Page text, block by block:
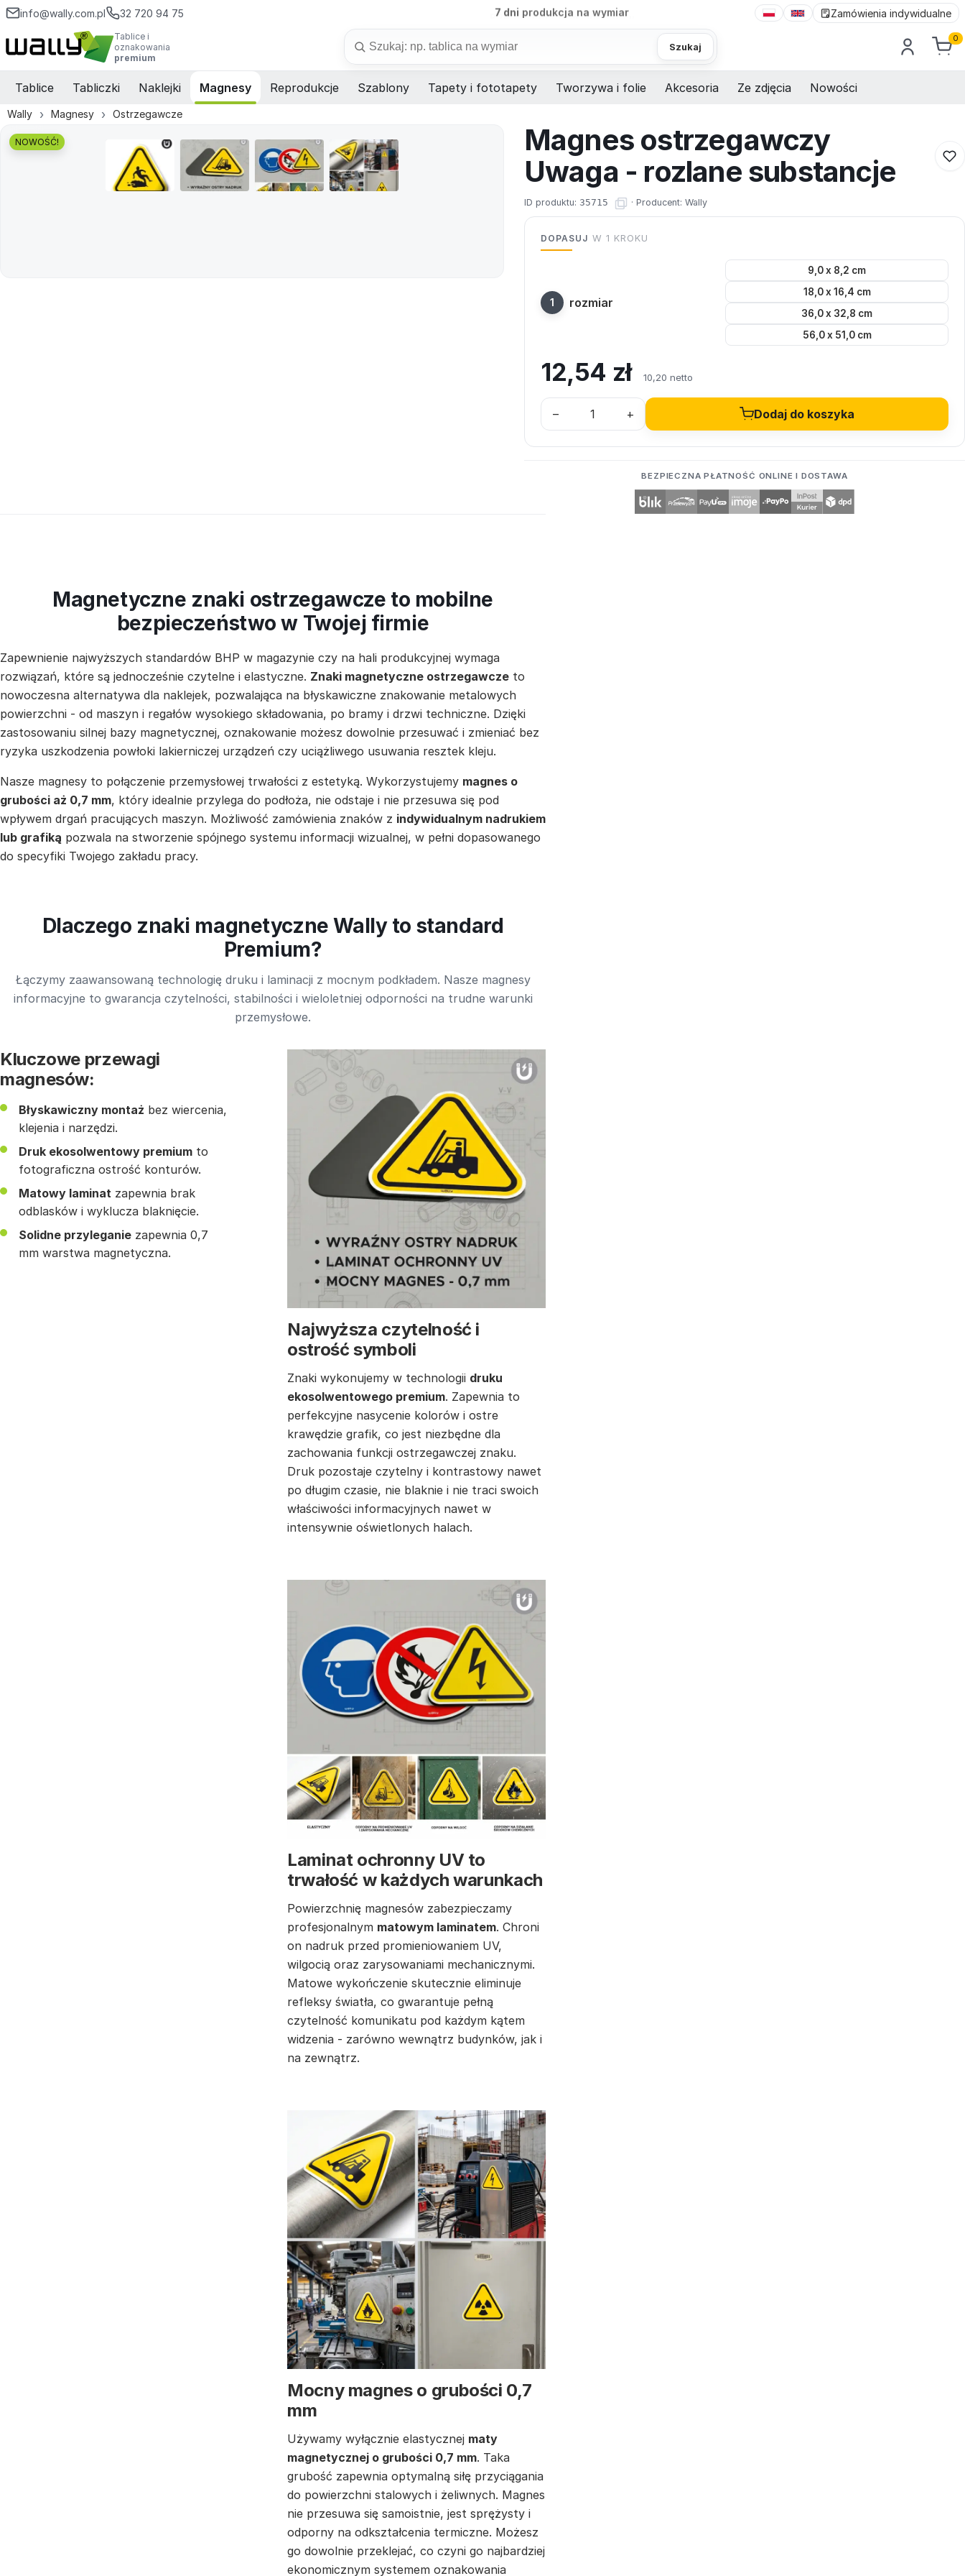
info@wally.com.pl 32 720 94 75 B2Bobsługa firm i instytucji Zamówienia indywidualne
Tablice i
oznakowania
premium
Szukaj
0
Tablice Tabliczki Naklejki Magnesy Reprodukcje Szablony Tapety i fototapety Tworzywa i folie Akcesoria Ze zdjęcia Nowości
Wally Magnesy Ostrzegawcze
NOWOŚĆ!
Magnes ostrzegawczy
Uwaga - rozlane substancje
ID produktu: 35715 · Producent: Wally
DOPASUJ W 1 KROKU
rozmiar
9,0 x 8,2 cm
18,0 x 16,4 cm
36,0 x 32,8 cm
56,0 x 51,0 cm
12,54 zł 10,20 netto
– + Dodaj do koszyka
BEZPIECZNA PŁATNOŚĆ ONLINE I DOSTAWA
Magnetyczne znaki ostrzegawcze to mobilne
bezpieczeństwo w Twojej firmie
Zapewnienie najwyższych standardów BHP w magazynie czy na hali produkcyjnej wymaga
rozwiązań, które są jednocześnie czytelne i elastyczne. Znaki magnetyczne ostrzegawcze to
nowoczesna alternatywa dla naklejek, pozwalająca na błyskawiczne znakowanie metalowych
powierzchni - od maszyn i regałów wysokiego składowania, po bramy i drzwi techniczne. Dzięki
zastosowaniu silnej bazy magnetycznej, oznakowanie możesz dowolnie przesuwać i zmieniać bez
ryzyka uszkodzenia powłoki lakierniczej urządzeń czy uciążliwego usuwania resztek kleju.
Nasze magnesy to połączenie przemysłowej trwałości z estetyką. Wykorzystujemy magnes o
grubości aż 0,7 mm, który idealnie przylega do podłoża, nie odstaje i nie przesuwa się pod
wpływem drgań pracujących maszyn. Możliwość zamówienia znaków z indywidualnym nadrukiem
lub grafiką pozwala na stworzenie spójnego systemu informacji wizualnej, w pełni dopasowanego
do specyfiki Twojego zakładu pracy.
Dlaczego znaki magnetyczne Wally to standard
Premium?
Łączymy zaawansowaną technologię druku i laminacji z mocnym podkładem. Nasze magnesy
informacyjne to gwarancja czytelności, stabilności i wieloletniej odporności na trudne warunki
przemysłowe.
Kluczowe przewagi
magnesów:
Błyskawiczny montaż bez wiercenia,
klejenia i narzędzi.
Druk ekosolwentowy premium to
fotograficzna ostrość konturów.
Matowy laminat zapewnia brak
odblasków i wyklucza blaknięcie.
Solidne przyleganie zapewnia 0,7
mm warstwa magnetyczna.
Najwyższa czytelność i
ostrość symboli
Znaki wykonujemy w technologii druku
ekosolwentowego premium. Zapewnia to
perfekcyjne nasycenie kolorów i ostre
krawędzie grafik, co jest niezbędne dla
zachowania funkcji ostrzegawczej znaku.
Druk pozostaje czytelny i kontrastowy nawet
po długim czasie, nie blaknie i nie traci swoich
właściwości informacyjnych nawet w
intensywnie oświetlonych halach.
Laminat ochronny UV to
trwałość w każdych warunkach
Powierzchnię magnesów zabezpieczamy
profesjonalnym matowym laminatem. Chroni
on nadruk przed promieniowaniem UV,
wilgocią oraz zarysowaniami mechanicznymi.
Matowe wykończenie skutecznie eliminuje
refleksy światła, co gwarantuje pełną
czytelność komunikatu pod każdym kątem
widzenia - zarówno wewnątrz budynków, jak i
na zewnątrz.
Mocny magnes o grubości 0,7
mm
Używamy wyłącznie elastycznej maty
magnetycznej o grubości 0,7 mm. Taka
grubość zapewnia optymalną siłę przyciągania
do powierzchni stalowych i żeliwnych. Magnes
nie przesuwa się samoistnie, jest sprężysty i
odporny na odkształcenia termiczne. Możesz
go dowolnie przeklejać, co czyni go najbardziej
ekonomicznym systemem oznakowania